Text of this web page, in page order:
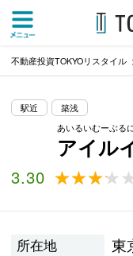
不動産投資TOKYOリスタイル
駅近
築浅
あいるいむーぶる
アイル
3.30
所在地 東